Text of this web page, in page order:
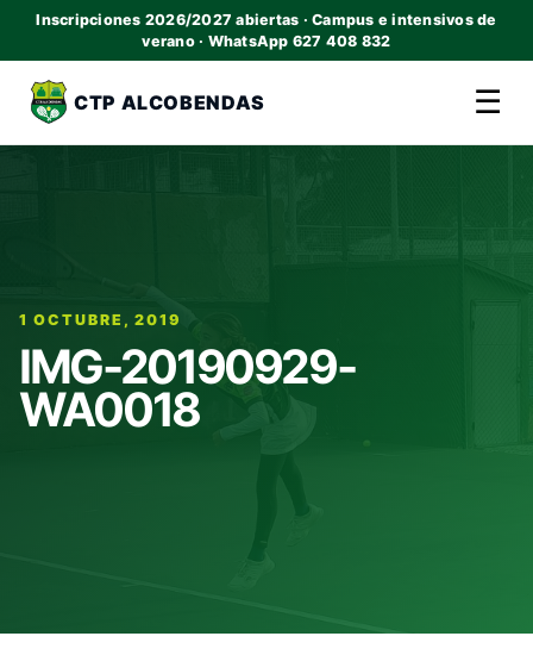
Inscripciones 2026/2027 abiertas · Campus e intensivos de
verano · WhatsApp 627 408 832
CTP ALCOBENDAS ☰
1 OCTUBRE, 2019
IMG-20190929-
WA0018